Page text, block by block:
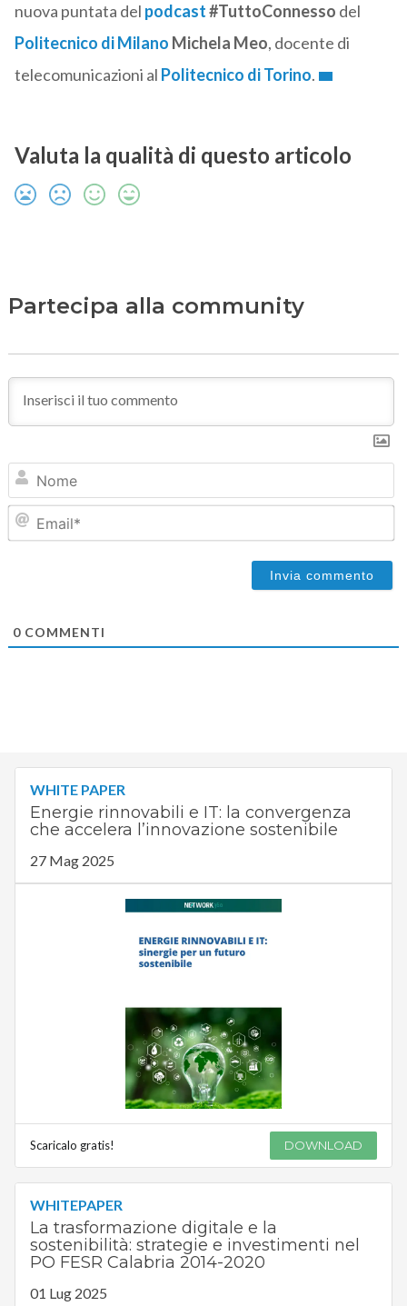
nuova puntata del podcast#TuttoConnesso del
Politecnico di Milano Michela Meo, docente di
telecomunicazioni al Politecnico di Torino.
Valuta la qualità di questo articolo
Partecipa alla community
0COMMENTI
WHITE PAPER
Energie rinnovabili e IT: la convergenza
che accelera l’innovazione sostenibile
27 Mag 2025
Scaricalo gratis! DOWNLOAD
WHITEPAPER
La trasformazione digitale e la
sostenibilità: strategie e investimenti nel
PO FESR Calabria 2014-2020
01 Lug 2025